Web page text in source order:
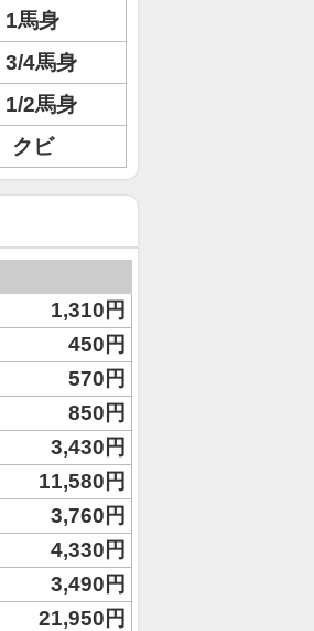
1馬身
3/4馬身
1/2馬身
クビ
1,310円
450円
570円
850円
3,430円
11,580円
3,760円
4,330円
3,490円
21,950円